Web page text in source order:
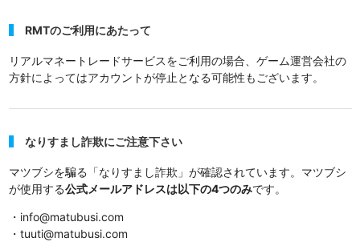
RMTのご利用にあたって
リアルマネートレードサービスをご利用の場合、ゲーム運営会社の
方針によってはアカウントが停止となる可能性もございます。
なりすまし詐欺にご注意下さい
マツブシを騙る「なりすまし詐欺」が確認されています。マツブシ
が使用する公式メールアドレスは以下の4つのみです。
・info@matubusi.com
・tuuti@matubusi.com